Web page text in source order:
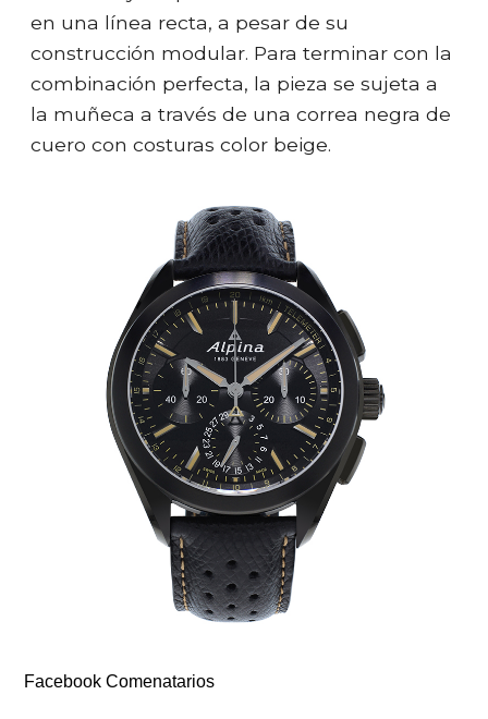
en una línea recta, a pesar de su
construcción modular. Para terminar con la
combinación perfecta, la pieza se sujeta a
la muñeca a través de una correa negra de
cuero con costuras color beige.
Facebook Comenatarios